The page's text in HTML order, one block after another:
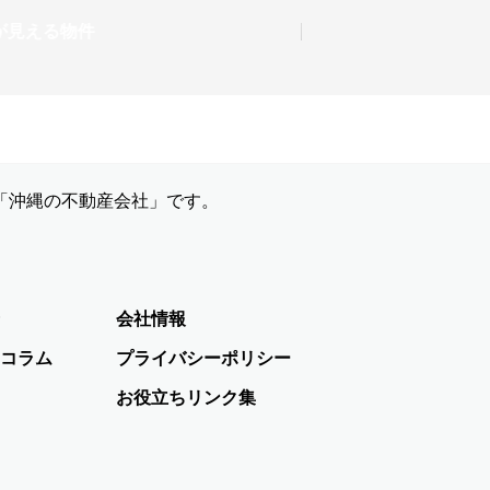
縄の不動産会社」です。
ラム
会社情報
プライバシーポリシー
お役立ちリンク集